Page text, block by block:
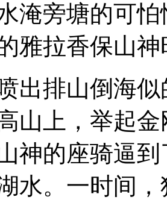
淹旁塘的可
雅拉香保山
出排山倒海
山上，举起
神的座骑逼
水。一时间